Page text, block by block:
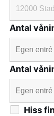
Antal
Antal
Hiss